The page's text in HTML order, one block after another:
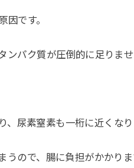
因です。
パク質が圧倒的に足りませ
尿素窒素も一桁に近くなり
ので、腸に負担がかかりま